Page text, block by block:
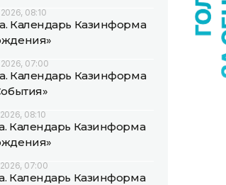
08:10
Календарь Казинформа
2026, 07:00
Календарь Казинформа
08:10
Календарь Казинформа
2026, 07:00
Календарь Казинформа